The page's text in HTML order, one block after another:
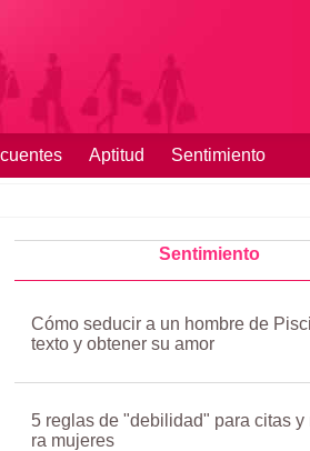
Aptitud Sentimiento
Sentimiento
Cómo seducir a un hombre de
texto y obtener su amor
5 reglas de "debilidad" para citas y
ra mujeres